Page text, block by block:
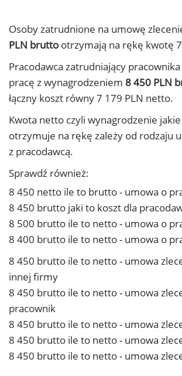
Osoby zatrudnione na umowę
PLN brutto otrzymają na rękę kwotę
Pracodawca zatrudniający
pracę z wynagrodzeniem 8 450 PLN
łączny koszt równy 7 179 PLN netto.
Kwota netto czyli wynagrodzenie
otrzymuje na rękę zależy od rodzaju
z pracodawcą.
Sprawdź również:
8 450 netto ile to brutto - umowa o
8 450 brutto jaki to koszt dla
8 500 brutto ile to netto - umowa o
8 400 brutto ile to netto - umowa o
8 450 brutto ile to netto - umowa
innej firmy
8 450 brutto ile to netto - umowa
pracownik
8 450 brutto ile to netto - umowa
8 450 brutto ile to netto - umowa
8 450 brutto ile to netto - umowa